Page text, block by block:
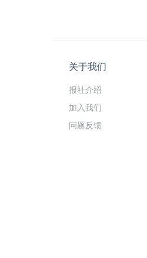
关于我们
报社介绍
加入我们
问题反馈